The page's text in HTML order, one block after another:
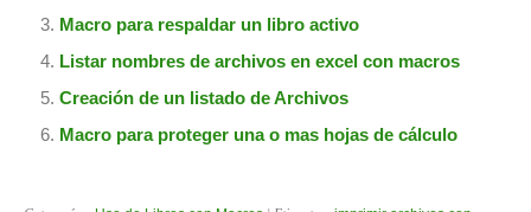
Macro para respaldar un libro activo
Listar nombres de archivos en excel con macros
Creación de un listado de Archivos
Macro para proteger una o mas hojas de cálculo